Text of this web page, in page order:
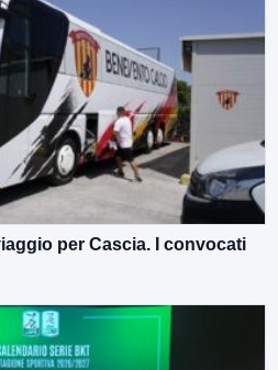
per Cascia. I convocati